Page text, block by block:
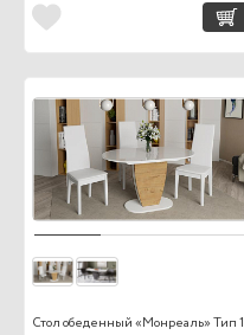
Стол обеденный «Монреаль» Тип 1